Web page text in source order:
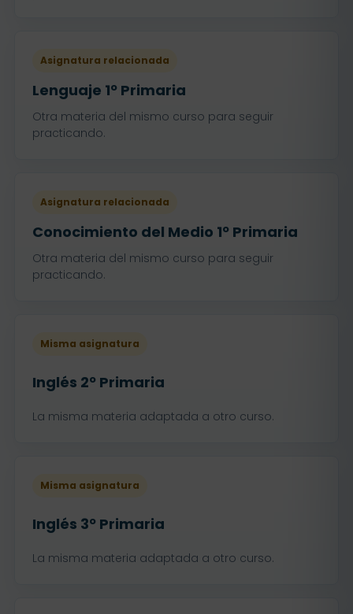
Asignatura relacionada
Lenguaje 1º Primaria
Otra materia del mismo curso para seguir
practicando.
Asignatura relacionada
Conocimiento del Medio 1º Primaria
Otra materia del mismo curso para seguir
practicando.
Misma asignatura
Inglés 2º Primaria
La misma materia adaptada a otro curso.
Misma asignatura
Inglés 3º Primaria
La misma materia adaptada a otro curso.